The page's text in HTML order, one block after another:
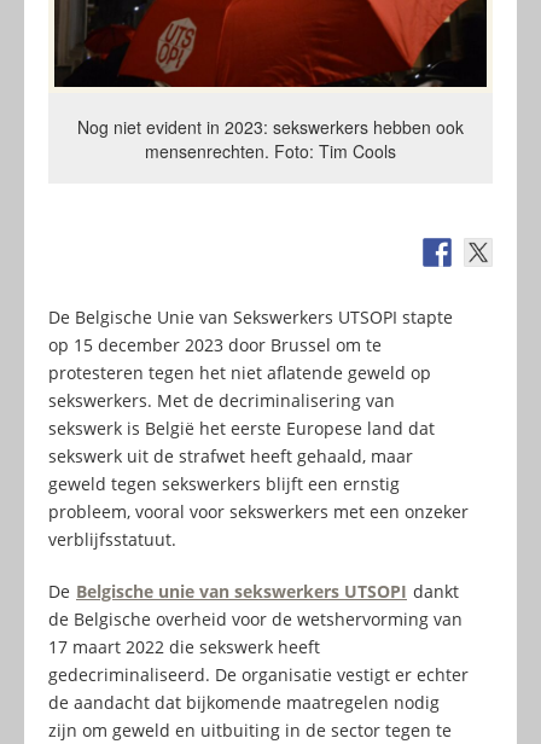
Nog niet evident in 2023: sekswerkers hebben ook
mensenrechten. Foto: Tim Cools
De Belgische Unie van Sekswerkers UTSOPI stapte
op 15 december 2023 door Brussel om te
protesteren tegen het niet aflatende geweld op
sekswerkers. Met de decriminalisering van
sekswerk is België het eerste Europese land dat
sekswerk uit de strafwet heeft gehaald, maar
geweld tegen sekswerkers blijft een ernstig
probleem, vooral voor sekswerkers met een onzeker
verblijfsstatuut.
De Belgische unie van sekswerkers UTSOPI dankt
de Belgische overheid voor de wetshervorming van
17 maart 2022 die sekswerk heeft
gedecriminaliseerd. De organisatie vestigt er echter
de aandacht dat bijkomende maatregelen nodig
zijn om geweld en uitbuiting in de sector tegen te